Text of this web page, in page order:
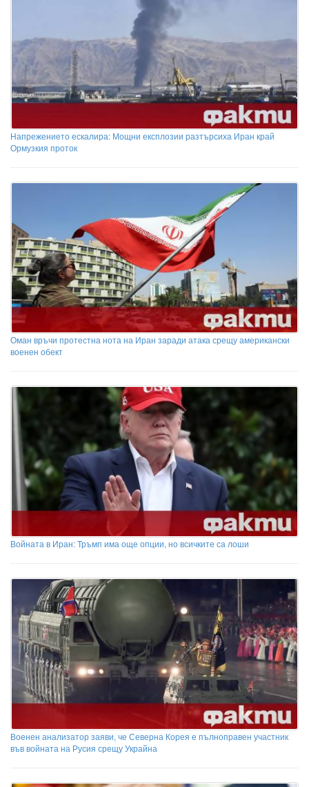
Напрежението ескалира: Мощни експлозии разтърсиха Иран край
Ормузкия проток
Оман връчи протестна нота на Иран заради атака срещу американски
военен обект
Войната в Иран: Тръмп има още опции, но всичките са лоши
Военен анализатор заяви, че Северна Корея е пълноправен участник
във войната на Русия срещу Украйна